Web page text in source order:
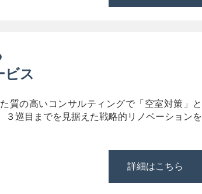
織体制の整備、従業者対する
対策等、必要かつ適切な安全
により予告なく変更する場合
ビス
質の高いコンサルティングで「空室対策」と
３巡目までを見据えた戦略的リノベーションを
詳細はこちら